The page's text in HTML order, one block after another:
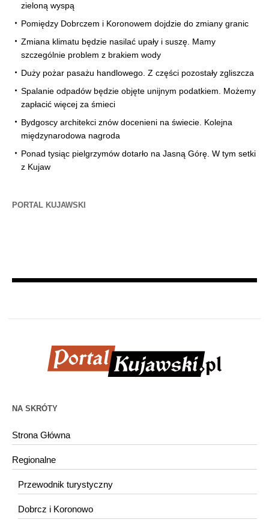
zieloną wyspą
Pomiędzy Dobrczem i Koronowem dojdzie do zmiany granic
Zmiana klimatu będzie nasilać upały i suszę. Mamy
szczególnie problem z brakiem wody
Duży pożar pasażu handlowego. Z części pozostały zgliszcza
Spalanie odpadów będzie objęte unijnym podatkiem. Możemy
zapłacić więcej za śmieci
Bydgoscy architekci znów docenieni na świecie. Kolejna
międzynarodowa nagroda
Ponad tysiąc pielgrzymów dotarło na Jasną Górę. W tym setki
z Kujaw
PORTAL KUJAWSKI
NA SKRÓTY
Strona Główna
Regionalne
Przewodnik turystyczny
Dobrcz i Koronowo